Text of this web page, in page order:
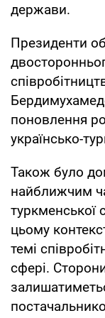
держави.
Президенти
поновлення
українсько-
Також було
найближчим
туркменської
цьому
темі
сфері.